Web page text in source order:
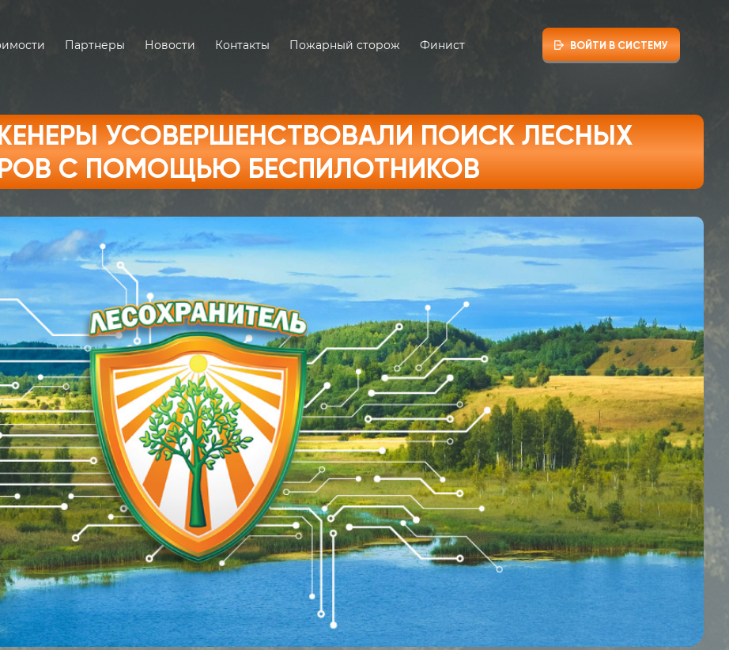
Партнеры Новости Контакты Пожарный сторож Финист ВОЙТИ В СИСТЕМУ
УСОВЕРШЕНСТВОВАЛИ ПОИСК ЛЕСНЫХ
С ПОМОЩЬЮ БЕСПИЛОТНИКОВ